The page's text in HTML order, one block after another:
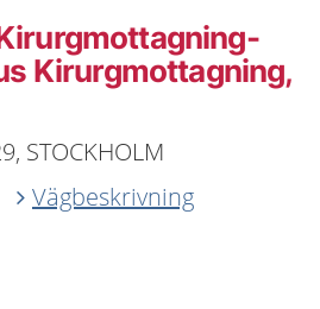
Kirurgmottagning,
STOCKHOLM
Vägbeskrivning